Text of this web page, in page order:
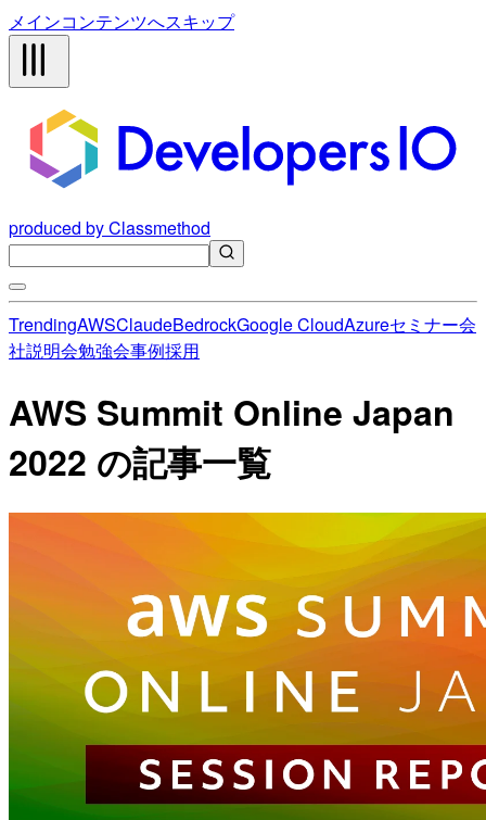
メインコンテンツへスキップ
produced by Classmethod
TrendingAWSClaudeBedrockGoogle CloudAzureセミナー会
社説明会勉強会事例採用
AWS Summit Online Japan
2022 の記事一覧